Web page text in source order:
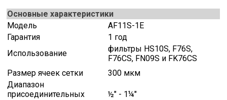
Основные характеристики
Модель
AF11S-1E
Гарантия
1 год
Использование
фильтры HS10S, F76S,
F76CS, FN09S и FK76CS
Размер ячеек сетки
300 мкм
Диапазон
присоединительных
½" - 1¼"